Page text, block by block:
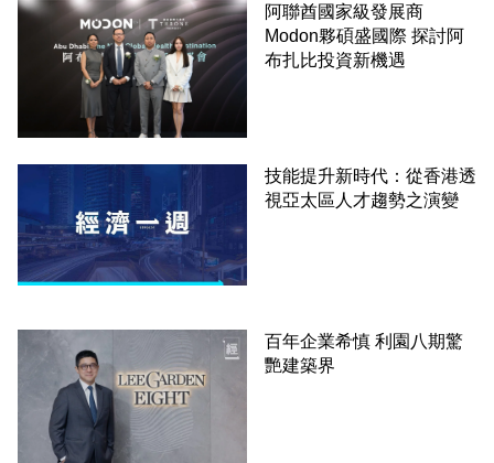
阿聯酋國家級發展商
Modon夥碩盛國際 探討阿
布扎比投資新機遇
技能提升新時代：從香港透
視亞太區人才趨勢之演變
百年企業希慎 利園八期驚
艷建築界